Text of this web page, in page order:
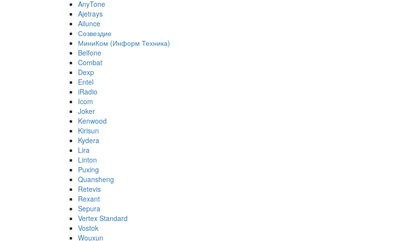
AnyTone
Ajetrays
Ailunce
Созвездие
МиниКом (Информ Техника)
Belfone
Combat
Dexp
Entel
iRadio
Icom
Joker
Kenwood
Kirisun
Kydera
Lira
Linton
Puxing
Quansheng
Retevis
Rexant
Sepura
Vertex Standard
Vostok
Wouxun